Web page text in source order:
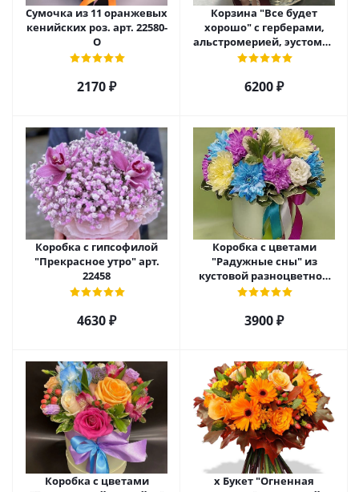
Сумочка из 11 оранжевых
кенийских роз. арт. 22580-
О
2170 ₽
Корзина "Все будет
хорошо" с герберами,
альстромерией, эустомой
и хризантемой арт. 22461
6200 ₽
Коробка с гипсофилой
"Прекрасное утро" арт.
22458
4630 ₽
Коробка с цветами
"Радужные сны" из
кустовой разноцветной
хризантемы арт. 22457
3900 ₽
Коробка с цветами
х Букет "Огненная